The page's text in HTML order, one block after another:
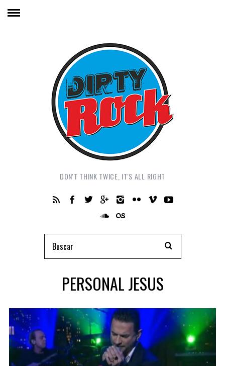
DON'T THINK TWICE, IT'S ALL RIGHT
PERSONAL JESUS